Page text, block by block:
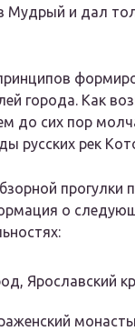
Мудрый и дал
города. Как
до сих пор
русских рек
прогулки
о
Ярославский